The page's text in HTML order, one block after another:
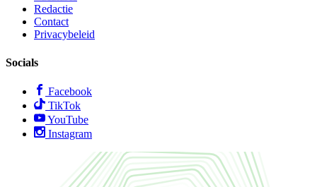
Redactie
Contact
Privacybeleid
Socials
Facebook
TikTok
YouTube
Instagram